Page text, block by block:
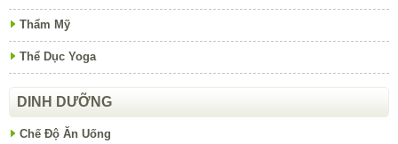
Thẩm Mỹ
Thể Dục Yoga
DINH DƯỠNG
Chế Độ Ăn Uống